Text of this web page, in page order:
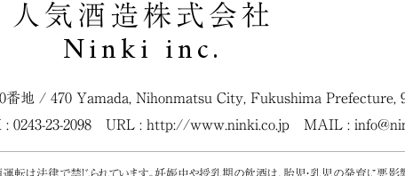
人気酒造株式会社
Ninki inc.
番地 / 470 Yamada, Nihonmatsu City, Fukushima Prefecture,
0243-23-2098 URL : http://www.ninki.co.jp MAIL :